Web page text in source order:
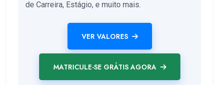
de Carreira, Estágio, e muito mais.
VER VALORES
MATRICULE-SE GRÁTIS AGORA